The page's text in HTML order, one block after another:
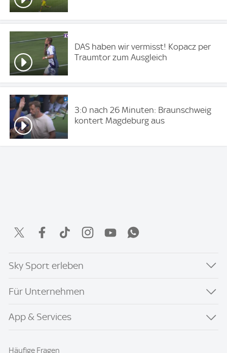
DAS haben wir vermisst! Kopacz per
Traumtor zum Ausgleich
3:0 nach 26 Minuten: Braunschweig
kontert Magdeburg aus
Sky Sport erleben
Für Unternehmen
App & Services
Häufige Fragen